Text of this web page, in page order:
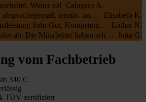
Calogero A.
Weiter so!
Elisabeth K.
Die Arbeiten wurden absprachegemäß, termin- und fachgerecht zu unserer vollsten Zufriedenheit durchgeführt. Sehr freundliche Kommunikation sowohl mit Öltank24 als auch mit der Fa. Botec
Lothar N.
Ausführung der Dienstleistung Sehr Gut, Kompetente Mitarbeiter, Sehr Freundliches Personal
Jutta G.
Es ging alles reibungslos ab. Die Mitarbeiter haben sehr schnell und sauber gearbeitet.
vom Fachbetrieb
340 €
TÜV zertifiziert